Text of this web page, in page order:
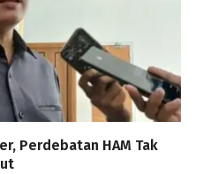
Perdebatan HAM Tak